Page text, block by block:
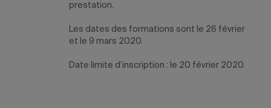
prestation.
Les dates des formations sont le 26 février
et le 9 mars 2020.
Date limite d’inscription : le 20 février 2020.